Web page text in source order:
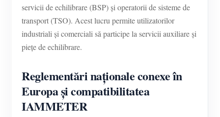
servicii de echilibrare (BSP) și operatorii de sisteme de
transport (TSO). Acest lucru permite utilizatorilor
industriali și comerciali să participe la servicii auxiliare și
piețe de echilibrare.
Reglementări naționale conexe în
Europa și compatibilitatea
IAMMETER